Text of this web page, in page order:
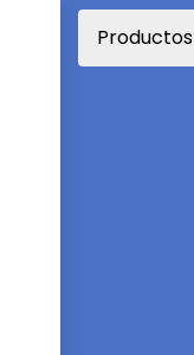
Productos